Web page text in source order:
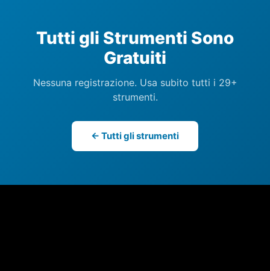
Tutti gli Strumenti Sono
Gratuiti
Nessuna registrazione. Usa subito tutti i 29+
strumenti.
← Tutti gli strumenti